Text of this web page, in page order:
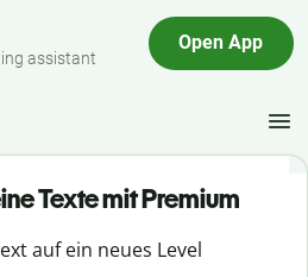
assistant
Open App
Texte mit Premium
auf ein neues Level